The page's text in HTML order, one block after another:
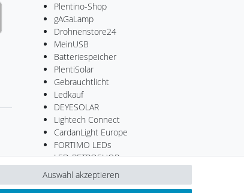
Plentino-Shop
gAGaLamp
Drohnenstore24
MeinUSB
Batteriespeicher
PlentiSolar
Gebrauchtlicht
Ledkauf
DEYESOLAR
Lightech Connect
CardanLight Europe
FORTIMO LEDs
LED-RETROSHOP
Wallbox24
Auswahl akzeptieren